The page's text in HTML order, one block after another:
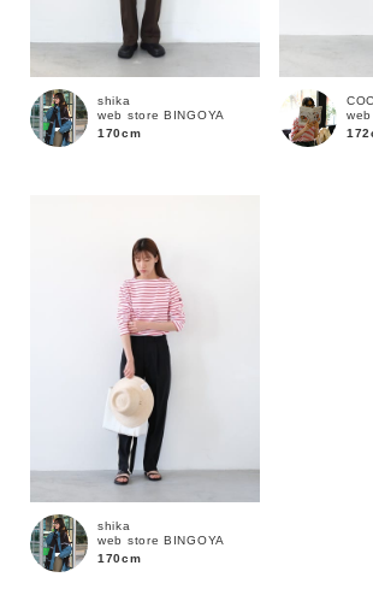
商品タイプ
通常商品
shika
web store BINGOYA
170cm
shika
web store BINGOYA
170cm